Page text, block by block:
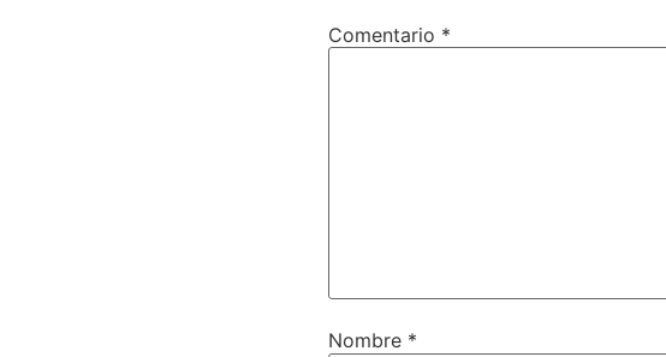
Comentario *
Nombre *